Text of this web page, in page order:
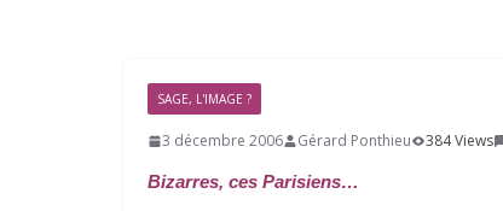
SAGE, L'IMAGE ?
3 décembre 2006 Gérard Ponthieu 384 Views
Bizarres, ces Parisiens…